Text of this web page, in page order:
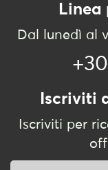
Linea
Dal lunedì al
Iscriviti
Iscriviti per